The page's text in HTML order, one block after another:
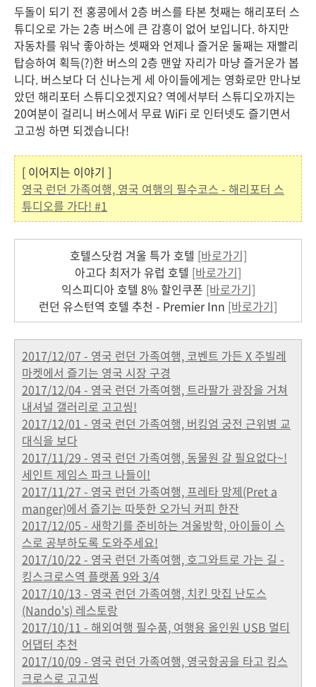
두돌이 되기 전 홍콩에서 2층 버스를 타본 첫째는 해리포터 스
튜디오로 가는 2층 버스에 큰 감흥이 없어 보입니다. 하지만
자동차를 워낙 좋아하는 셋째와 언제나 즐거운 둘째는 재빨리
탑승하여 획득(?)한 버스의 2층 맨앞 자리가 마냥 즐거운가 봅
니다. 버스보다 더 신나는게 세 아이들에게는 영화로만 만나보
았던 해리포터 스튜디오겠지요? 역에서부터 스튜디오까지는
20여분이 걸리니 버스에서 무료 WiFi 로 인터넷도 즐기면서
고고씽 하면 되겠습니다!
[ 이어지는 이야기 ]
영국 런던 가족여행, 영국 여행의 필수코스 - 해리포터 스
튜디오를 가다! #1
호텔스닷컴 겨울 특가 호텔 [바로가기]
아고다 최저가 유럽 호텔 [바로가기]
익스피디아 호텔 8% 할인쿠폰 [바로가기]
런던 유스턴역 호텔 추천 - Premier Inn [바로가기]
2017/12/07 - 영국 런던 가족여행, 코벤트 가든 X 주빌레
마켓에서 즐기는 영국 시장 구경
2017/12/04 - 영국 런던 가족여행, 트라팔가 광장을 거쳐
내셔널 갤러리로 고고씽!
2017/12/01 - 영국 런던 가족여행, 버킹엄 궁전 근위병 교
대식을 보다
2017/11/29 - 영국 런던 가족여행, 동물원 갈 필요없다~!
세인트 제임스 파크 나들이!
2017/11/27 - 영국 런던 가족여행, 프레타 망제(Pret a
manger)에서 즐기는 따뜻한 오가닉 커피 한잔
2017/12/05 - 새학기를 준비하는 겨울방학, 아이들이 스
스로 공부하도록 도와주세요!
2017/10/22 - 영국 런던 가족여행, 호그와트로 가는 길 -
킹스크로스역 플랫폼 9와 3/4
2017/10/13 - 영국 런던 가족여행, 치킨 맛집 난도스
(Nando's) 레스토랑
2017/10/11 - 해외여행 필수품, 여행용 올인원 USB 멀티
어댑터 추천
2017/10/09 - 영국 런던 가족여행, 영국항공을 타고 킹스
크로스로 고고씽